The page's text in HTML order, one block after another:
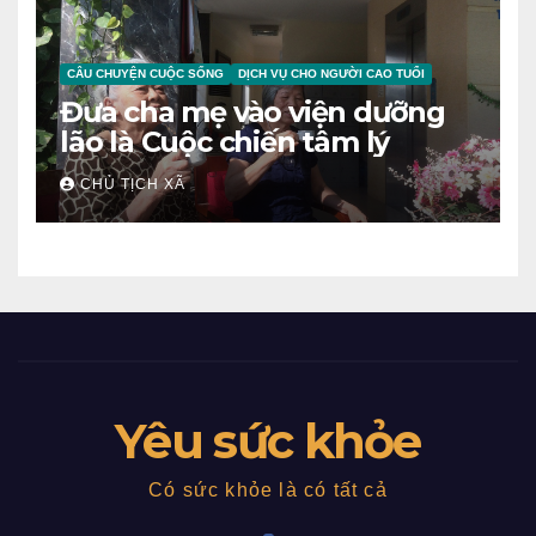
CÂU CHUYỆN CUỘC SỐNG DỊCH VỤ CHO NGƯỜI CAO TUỔI
Đưa cha mẹ vào viện dưỡng
lão là Cuộc chiến tâm lý
CHỦ TỊCH XÃ
Yêu sức khỏe
Có sức khỏe là có tất cả